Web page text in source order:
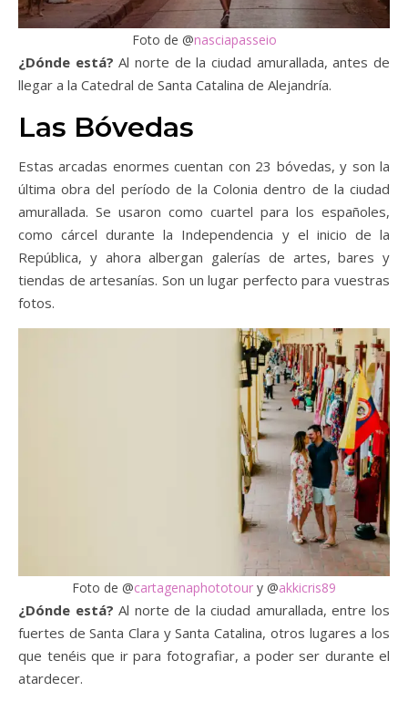
Foto de @nasciapasseio
¿Dónde está?Al norte de la ciudad amurallada, antes de
llegar a la Catedral de Santa Catalina de Alejandría.
Las Bóvedas
Estas arcadas enormes cuentan con 23 bóvedas, y son la
última obra del período de la Colonia dentro de la ciudad
amurallada. Se usaron como cuartel para los españoles,
como cárcel durante la Independencia y el inicio de la
República, y ahora albergan galerías de artes, bares y
tiendas de artesanías. Son un lugar perfecto para vuestras
fotos.
Foto de @cartagenaphototour y @akkicris89
¿Dónde está?Al norte de la ciudad amurallada, entre los
fuertes de Santa Clara y Santa Catalina, otros lugares a los
que tenéis que ir para fotografiar, a poder ser durante el
atardecer.